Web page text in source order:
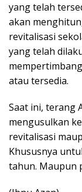
yang telah
akan
revitalisasi
yang telah
atau tersedia.
Saat ini, terang
mengusulkan
revitalisasi
Khususnya
tahun. Maupun